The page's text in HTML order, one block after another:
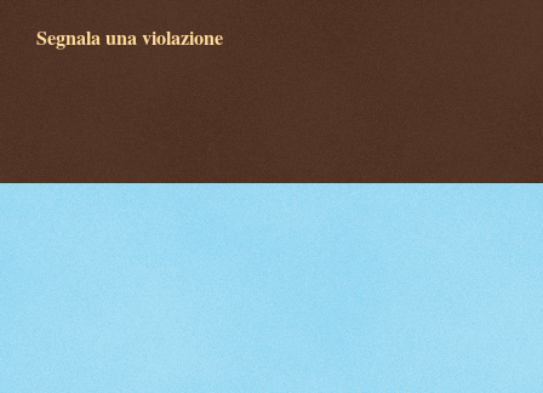
Segnala una violazione